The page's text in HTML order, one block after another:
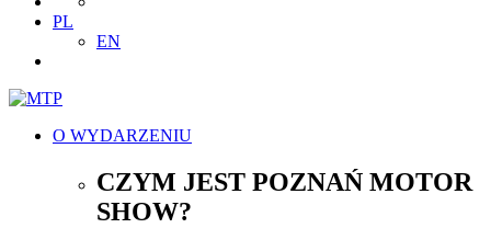
PL
EN
O WYDARZENIU
CZYM JEST POZNAŃ MOTOR
SHOW?